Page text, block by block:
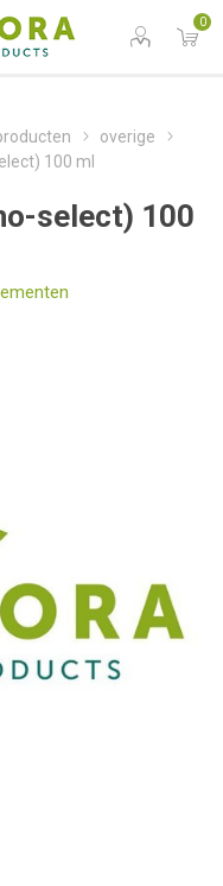
0
overige
100 ml
select) 100